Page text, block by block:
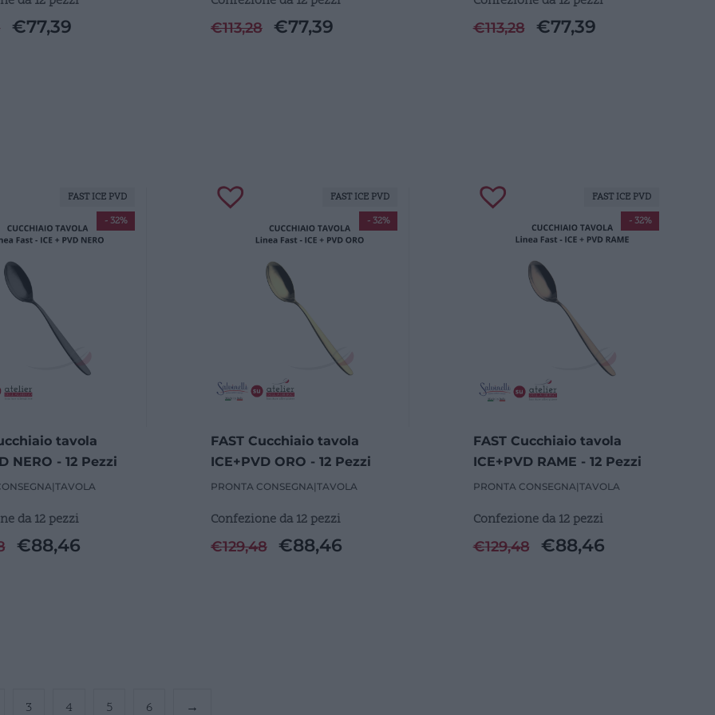
€77,39
€113,28 €77,39
€113,28 €77,39
tavola
NERO - 12 Pezzi
|TAVOLA
da 12 pezzi
€88,46
- 32%
FAST ICE PVD
FAST Cucchiaio tavola
ICE+PVD ORO - 12 Pezzi
PRONTA CONSEGNA|TAVOLA
Confezione da 12 pezzi
€129,48 €88,46
- 32%
FAST ICE PVD
FAST Cucchiaio tavola
ICE+PVD RAME - 12 Pezzi
PRONTA CONSEGNA|TAVOLA
Confezione da 12 pezzi
€129,48 €88,46
- 32%
FAST ICE PVD
3 4 5 6 →